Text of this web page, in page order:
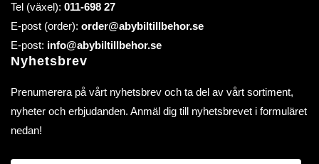
Tel (växel): 011-698 27
E-post (order): order@abybiltillbehor.se
E-post: info@abybiltillbehor.se
Nyhetsbrev
Prenumerera på vårt nyhetsbrev och ta del av vårt sortiment,
nyheter och erbjudanden. Anmäl dig till nyhetsbrevet i formuläret
nedan!